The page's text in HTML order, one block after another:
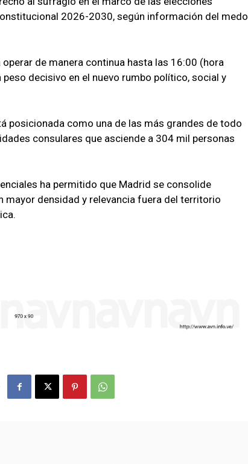
2026-2030, según información del medo
de manera continua hasta las 16:00 (hora
decisivo en el nuevo rumbo político, social y
posicionada como una de las más grandes de todo
consulares que asciende a 304 mil personas
ha permitido que Madrid se consolide
densidad y relevancia fuera del territorio